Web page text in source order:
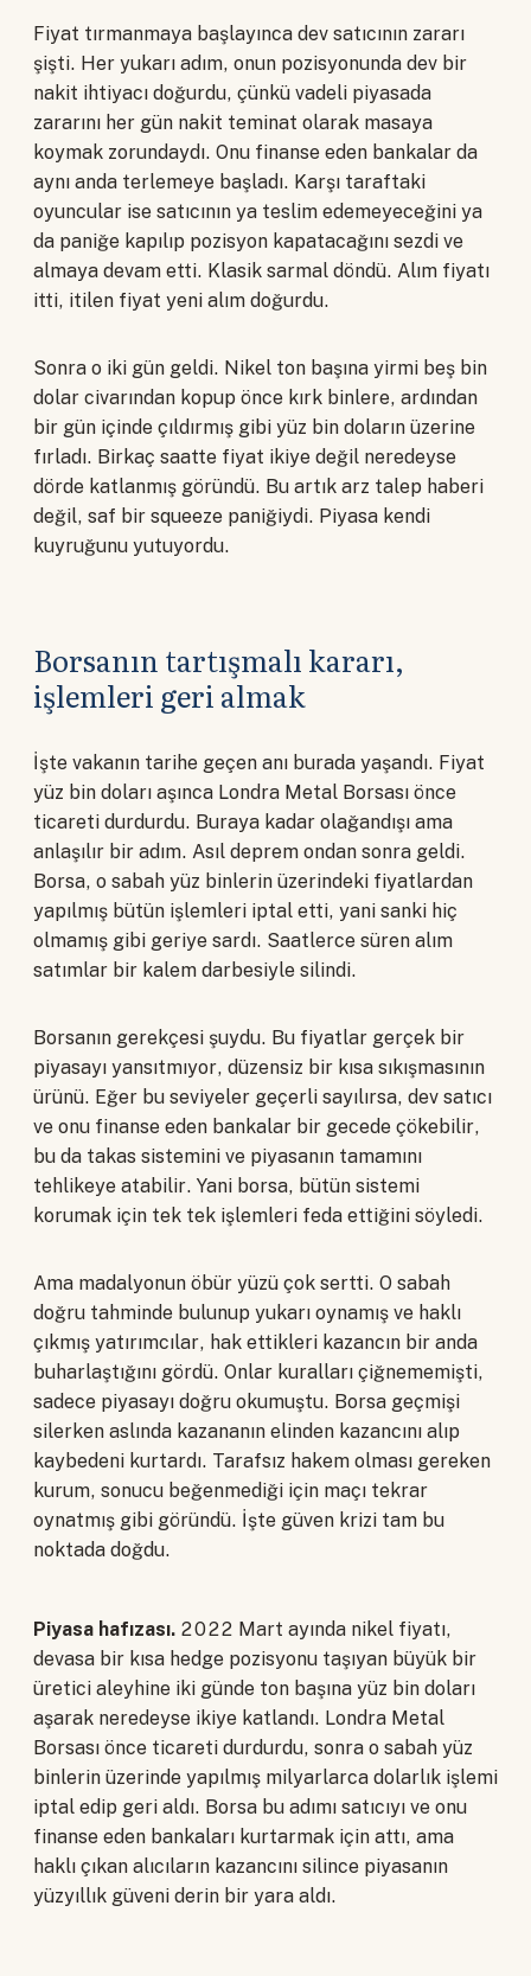
Fiyat tırmanmaya başlayınca dev satıcının zararı
şişti. Her yukarı adım, onun pozisyonunda dev bir
nakit ihtiyacı doğurdu, çünkü vadeli piyasada
zararını her gün nakit teminat olarak masaya
koymak zorundaydı. Onu finanse eden bankalar da
aynı anda terlemeye başladı. Karşı taraftaki
oyuncular ise satıcının ya teslim edemeyeceğini ya
da paniğe kapılıp pozisyon kapatacağını sezdi ve
almaya devam etti. Klasik sarmal döndü. Alım fiyatı
itti, itilen fiyat yeni alım doğurdu.
Sonra o iki gün geldi. Nikel ton başına yirmi beş bin
dolar civarından kopup önce kırk binlere, ardından
bir gün içinde çıldırmış gibi yüz bin doların üzerine
fırladı. Birkaç saatte fiyat ikiye değil neredeyse
dörde katlanmış göründü. Bu artık arz talep haberi
değil, saf bir squeeze paniğiydi. Piyasa kendi
kuyruğunu yutuyordu.
Borsanın tartışmalı kararı,
işlemleri geri almak
İşte vakanın tarihe geçen anı burada yaşandı. Fiyat
yüz bin doları aşınca Londra Metal Borsası önce
ticareti durdurdu. Buraya kadar olağandışı ama
anlaşılır bir adım. Asıl deprem ondan sonra geldi.
Borsa, o sabah yüz binlerin üzerindeki fiyatlardan
yapılmış bütün işlemleri iptal etti, yani sanki hiç
olmamış gibi geriye sardı. Saatlerce süren alım
satımlar bir kalem darbesiyle silindi.
Borsanın gerekçesi şuydu. Bu fiyatlar gerçek bir
piyasayı yansıtmıyor, düzensiz bir kısa sıkışmasının
ürünü. Eğer bu seviyeler geçerli sayılırsa, dev satıcı
ve onu finanse eden bankalar bir gecede çökebilir,
bu da takas sistemini ve piyasanın tamamını
tehlikeye atabilir. Yani borsa, bütün sistemi
korumak için tek tek işlemleri feda ettiğini söyledi.
Ama madalyonun öbür yüzü çok sertti. O sabah
doğru tahminde bulunup yukarı oynamış ve haklı
çıkmış yatırımcılar, hak ettikleri kazancın bir anda
buharlaştığını gördü. Onlar kuralları çiğnememişti,
sadece piyasayı doğru okumuştu. Borsa geçmişi
silerken aslında kazananın elinden kazancını alıp
kaybedeni kurtardı. Tarafsız hakem olması gereken
kurum, sonucu beğenmediği için maçı tekrar
oynatmış gibi göründü. İşte güven krizi tam bu
noktada doğdu.
Piyasa hafızası. 2022 Mart ayında nikel fiyatı,
devasa bir kısa hedge pozisyonu taşıyan büyük bir
üretici aleyhine iki günde ton başına yüz bin doları
aşarak neredeyse ikiye katlandı. Londra Metal
Borsası önce ticareti durdurdu, sonra o sabah yüz
binlerin üzerinde yapılmış milyarlarca dolarlık işlemi
iptal edip geri aldı. Borsa bu adımı satıcıyı ve onu
finanse eden bankaları kurtarmak için attı, ama
haklı çıkan alıcıların kazancını silince piyasanın
yüzyıllık güveni derin bir yara aldı.